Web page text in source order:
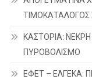
ΤΙΜΟΚΑΤΑΛΟΓΟΣ
ΚΑΣΤΟΡΙΑ:
ΠΥΡΟΒΟΛΙΣΜΟ
ΕΦΕΤ – ΕΛΓΕΚΑ: